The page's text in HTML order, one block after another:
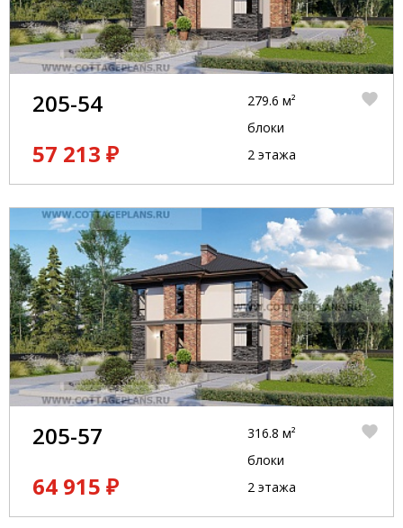
205-54
57 213 ₽
279.6 м²
блоки
2 этажа
205-57
64 915 ₽
316.8 м²
блоки
2 этажа